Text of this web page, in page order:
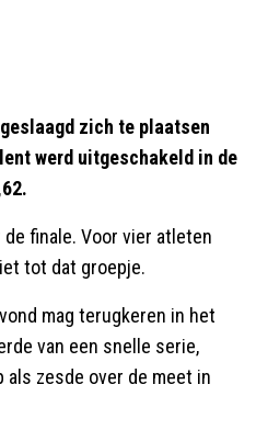
zich te plaatsen
werd uitgeschakeld in de
finale. Voor vier atleten
tot dat groepje.
mag terugkeren in het
van een snelle serie,
als zesde over de meet in